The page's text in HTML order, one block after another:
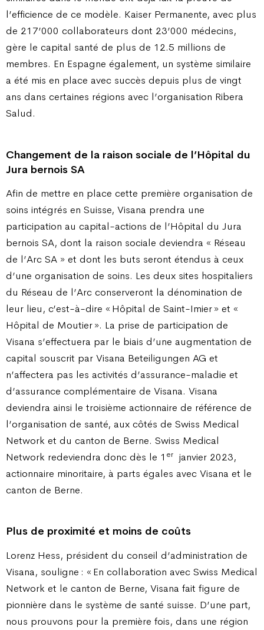
l’efficience de ce modèle. Kaiser Permanente, avec plus
de 217’000 collaborateurs dont 23’000 médecins,
gère le capital santé de plus de 12.5 millions de
membres. En Espagne également, un système similaire
a été mis en place avec succès depuis plus de vingt
ans dans certaines régions avec l’organisation Ribera
Salud.
Changement de la raison sociale de l’Hôpital du
Jura bernois SA
Afin de mettre en place cette première organisation de
soins intégrés en Suisse, Visana prendra une
participation au capital-actions de l’Hôpital du Jura
bernois SA, dont la raison sociale deviendra « Réseau
de l’Arc SA » et dont les buts seront étendus à ceux
d’une organisation de soins. Les deux sites hospitaliers
du Réseau de l’Arc conserveront la dénomination de
leur lieu, c’est-à-dire « Hôpital de Saint-Imier » et «
Hôpital de Moutier ». La prise de participation de
Visana s’effectuera par le biais d’une augmentation de
capital souscrit par Visana Beteiligungen AG et
n’affectera pas les activités d’assurance-maladie et
d’assurance complémentaire de Visana. Visana
deviendra ainsi le troisième actionnaire de référence de
l’organisation de santé, aux côtés de Swiss Medical
Network et du canton de Berne. Swiss Medical
Network redeviendra donc dès le 1 er janvier 2023,
actionnaire minoritaire, à parts égales avec Visana et le
canton de Berne.
Plus de proximité et moins de coûts
Lorenz Hess, président du conseil d’administration de
Visana, souligne : « En collaboration avec Swiss Medical
Network et le canton de Berne, Visana fait figure de
pionnière dans le système de santé suisse. D’une part,
nous prouvons pour la première fois, dans une région